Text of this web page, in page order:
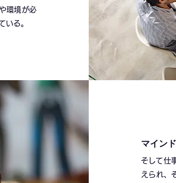
環境が必
いる。
マイン
そして仕
えられ、